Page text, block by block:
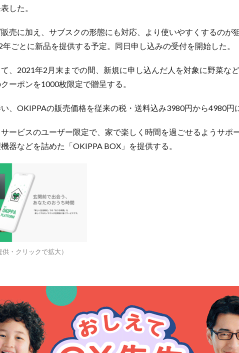
した。
売に加え、サブスクの形態にも対応、より使いやすくするのが
ごとに新品を提供する予定。同日申し込みの受付を開始した。
、2021年2月末までの間、新規に申し込んだ人を対象に野菜な
ーポンを1000枚限定で贈呈する。
、OKIPPAの販売価格を従来の税・送料込み3980円から4980円
ービスのユーザー限定で、家で楽しく時間を過ごせるようサポ
器などを詰めた「OKIPPA BOX」を提供する。
・クリックで拡大）